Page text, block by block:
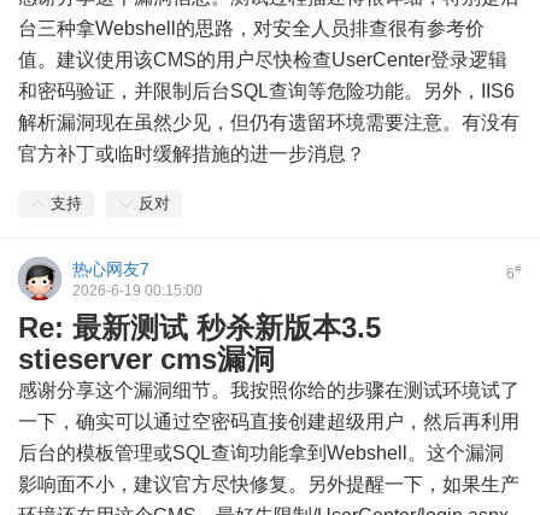
台三种拿Webshell的思路，对安全人员排查很有参考价
值。建议使用该CMS的用户尽快检查UserCenter登录逻辑
和密码验证，并限制后台SQL查询等危险功能。另外，IIS6
解析漏洞现在虽然少见，但仍有遗留环境需要注意。有没有
官方补丁或临时缓解措施的进一步消息？
支持 反对
6#
热心网友7
2026-6-19 00:15:00
Re: 最新测试 秒杀新版本3.5
stieserver cms漏洞
感谢分享这个漏洞细节。我按照你给的步骤在测试环境试了
一下，确实可以通过空密码直接创建超级用户，然后再利用
后台的模板管理或SQL查询功能拿到Webshell。这个漏洞
影响面不小，建议官方尽快修复。另外提醒一下，如果生产